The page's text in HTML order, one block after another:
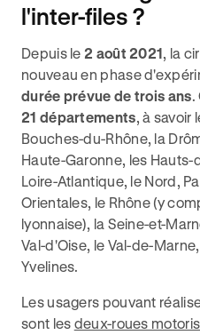
l'inter-files ?
Depuis le 2 août 2021, la
nouveau en phase
durée prévue de trois ans.
21 départements, à savoir
Bouches-du-Rhône, la
Haute-Garonne, les Hauts-
Loire-Atlantique, le Nord,
Orientales, le Rhône (y
lyonnaise), la Seine-et-
Val-d'Oise, le Val-de-
Yvelines.
Les usagers pouvant
sont les deux-roues